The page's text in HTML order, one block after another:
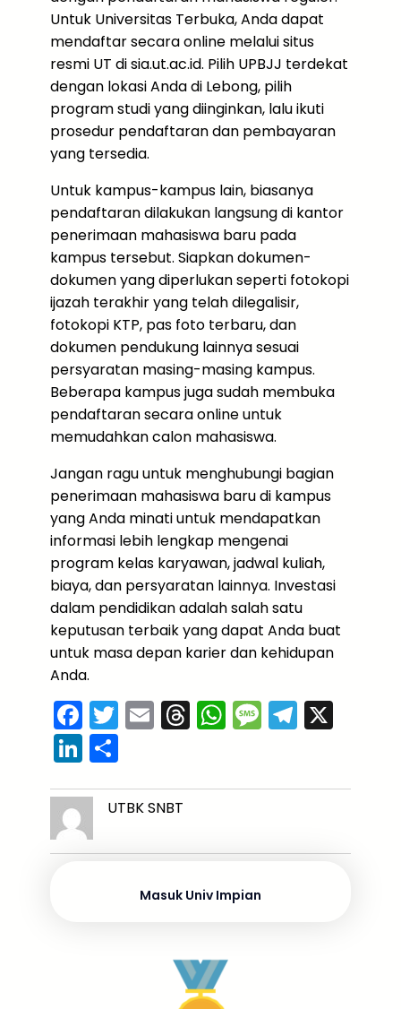
Untuk Universitas Terbuka, Anda dapat
mendaftar secara online melalui situs
resmi UT di sia.ut.ac.id. Pilih UPBJJ terdekat
dengan lokasi Anda di Lebong, pilih
program studi yang diinginkan, lalu ikuti
prosedur pendaftaran dan pembayaran
yang tersedia.
Untuk kampus-kampus lain, biasanya
pendaftaran dilakukan langsung di kantor
penerimaan mahasiswa baru pada
kampus tersebut. Siapkan dokumen-
dokumen yang diperlukan seperti fotokopi
ijazah terakhir yang telah dilegalisir,
fotokopi KTP, pas foto terbaru, dan
dokumen pendukung lainnya sesuai
persyaratan masing-masing kampus.
Beberapa kampus juga sudah membuka
pendaftaran secara online untuk
memudahkan calon mahasiswa.
Jangan ragu untuk menghubungi bagian
penerimaan mahasiswa baru di kampus
yang Anda minati untuk mendapatkan
informasi lebih lengkap mengenai
program kelas karyawan, jadwal kuliah,
biaya, dan persyaratan lainnya. Investasi
dalam pendidikan adalah salah satu
keputusan terbaik yang dapat Anda buat
untuk masa depan karier dan kehidupan
Anda.
F
a
c
e
b
o
T
w
er
E
m
l
T
hr
a
s
W
h
ts
p
p
M
e
s
g
T
el
gr
m
Li
n
k
e
dI
ar
UTBK SNBT
Masuk Univ Impian